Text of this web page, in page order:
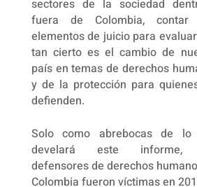
sectores de la sociedad
fuera de Colombia, contar
elementos de juicio para
tan cierto es el cambio de
país en temas de derechos
y de la protección para
defienden.
Solo como abrebocas de lo
develará este informe,
defensores de derechos
Colombia fueron víctimas en